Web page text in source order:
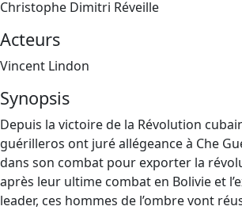
Christophe Dimitri Réveille
Acteurs
Vincent Lindon
Synopsis
Depuis la victoire de la Révolution
guérilleros ont juré allégeance à Che
dans son combat pour exporter la
après leur ultime combat en Bolivie et
leader, ces hommes de l’ombre vont